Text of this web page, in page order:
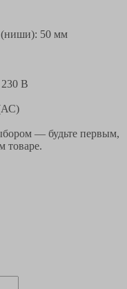
(ниши): 50 мм
В
— будьте первым,
товаре.